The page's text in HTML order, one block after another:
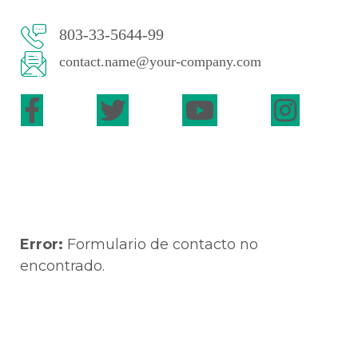
803-33-5644-99
contact.name@your-company.com
Error: Formulario de contacto no
encontrado.